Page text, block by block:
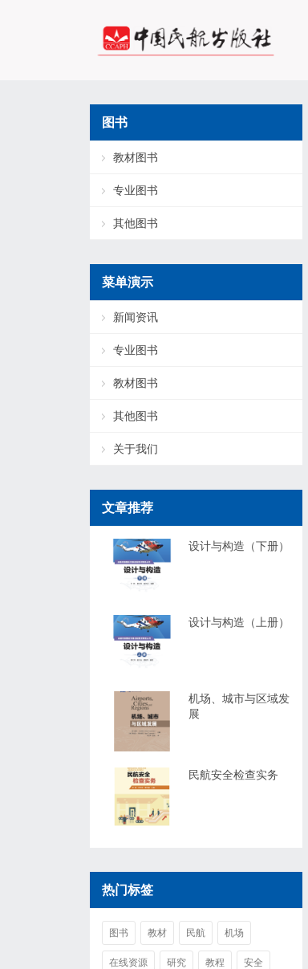
图书
教材图书
专业图书
其他图书
菜单演示
新闻资讯
专业图书
教材图书
其他图书
关于我们
文章推荐
设计与构造（下册）
设计与构造（上册）
机场、城市与区域发
展
民航安全检查实务
热门标签
图书 教材 民航 机场
在线资源 研究 教程 安全